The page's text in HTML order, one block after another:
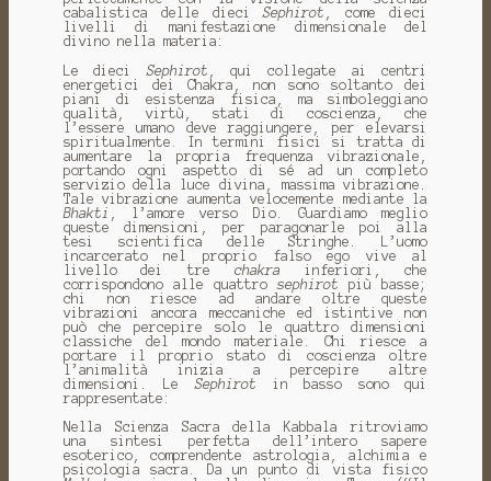
cabalistica delle dieciSephirot
, come dieci
livelli di manifestazione dimensionale del
divino nella materia:
Le dieciSephirot , qui collegate ai centri
energetici dei Chakra, non sono soltanto dei
piani di esistenza fisica, ma simboleggiano
qualità, virtù, stati di coscienza, che
l’essere umano deve raggiungere, per elevarsi
spiritualmente. In termini fisici si tratta di
aumentare la propria frequenza vibrazionale,
portando ogni aspetto di sé ad un completo
servizio della luce divina, massima vibrazione.
Tale vibrazione aumenta velocemente mediante la
Bhakti
, l’amore verso Dio. Guardiamo meglio
queste dimensioni, per paragonarle poi alla
tesi scientifica delle Stringhe. L’uomo
incarcerato nel proprio falso ego vive al
livello dei tre chakra inferiori, che
corrispondono alle quattrosephirot più basse;
chi non riesce ad andare oltre queste
vibrazioni ancora meccaniche ed istintive non
può che percepire solo le quattro dimensioni
classiche del mondo materiale. Chi riesce a
portare il proprio stato di coscienza oltre
l’animalità inizia a percepire altre
dimensioni. LeSephirot in basso sono qui
rappresentate:
Nella Scienza Sacra della Kabbala ritroviamo
una sintesi perfetta dell’intero sapere
esoterico, comprendente astrologia, alchimia e
psicologia sacra. Da un punto di vista fisico